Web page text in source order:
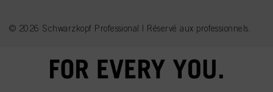
© 2026 Schwarzkopf Professional | Réservé aux professionnels.